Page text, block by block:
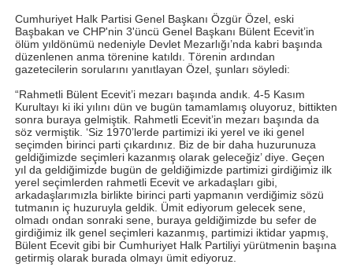
Cumhuriyet Halk Partisi Genel Başkanı Özgür Özel, eski
Başbakan ve CHP'nin 3'üncü Genel Başkanı Bülent Ecevit’in
ölüm yıldönümü nedeniyle Devlet Mezarlığı’nda kabri başında
düzenlenen anma törenine katıldı. Törenin ardından
gazetecilerin sorularını yanıtlayan Özel, şunları söyledi:
“Rahmetli Bülent Ecevit’i mezarı başında andık. 4-5 Kasım
Kurultayı ki iki yılını dün ve bugün tamamlamış oluyoruz, bittikten
sonra buraya gelmiştik. Rahmetli Ecevit’in mezarı başında da
söz vermiştik. ‘Siz 1970’lerde partimizi iki yerel ve iki genel
seçimden birinci parti çıkardınız. Biz de bir daha huzurunuza
geldiğimizde seçimleri kazanmış olarak geleceğiz’ diye. Geçen
yıl da geldiğimizde bugün de geldiğimizde partimizi girdiğimiz ilk
yerel seçimlerden rahmetli Ecevit ve arkadaşları gibi,
arkadaşlarımızla birlikte birinci parti yapmanın verdiğimiz sözü
tutmanın iç huzuruyla geldik. Ümit ediyorum gelecek sene,
olmadı ondan sonraki sene, buraya geldiğimizde bu sefer de
girdiğimiz ilk genel seçimleri kazanmış, partimizi iktidar yapmış,
Bülent Ecevit gibi bir Cumhuriyet Halk Partiliyi yürütmenin başına
getirmiş olarak burada olmayı ümit ediyoruz.